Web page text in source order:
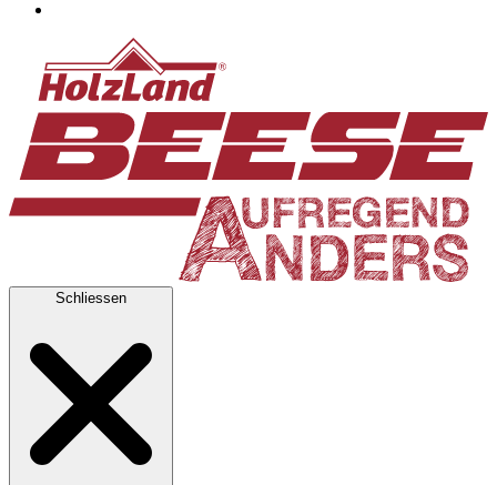
Schliessen